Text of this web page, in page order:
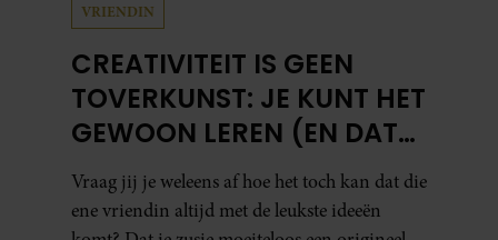
VRIENDIN
CREATIVITEIT IS GEEN
TOVERKUNST: JE KUNT HET
GEWOON LEREN (EN DAT
DOE JE ZO)
Vraag jij je weleens af hoe het toch kan dat die
ene vriendin altijd met de leukste ideeën